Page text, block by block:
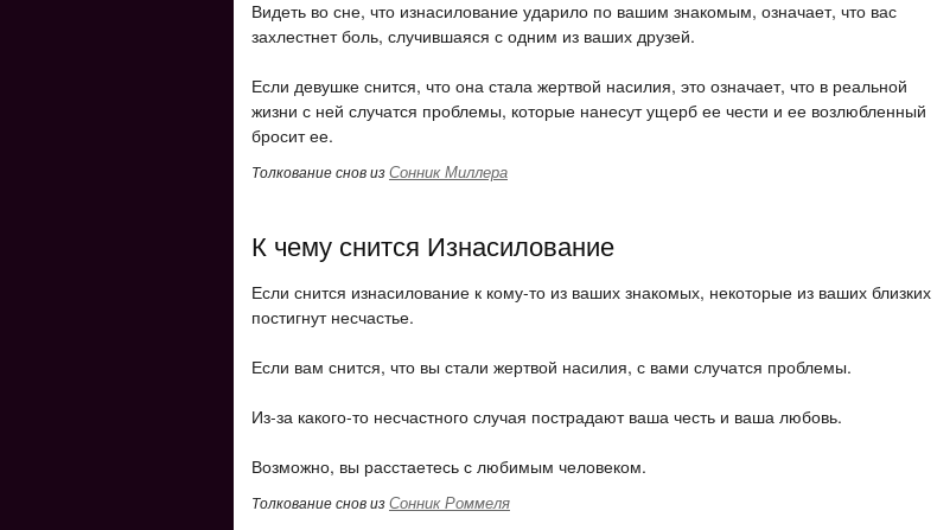
Видеть во сне, что изнасилование ударило по вашим знакомым, означает, что вас
захлестнет боль, случившаяся с одним из ваших друзей.
Если девушке снится, что она стала жертвой насилия, это означает, что в реальной
жизни с ней случатся проблемы, которые нанесут ущерб ее чести и ее возлюбленный
бросит ее.
Толкование снов изСонник Миллера
К чему снится Изнасилование
Если снится изнасилование к кому-то из ваших знакомых, некоторые из ваших близких
постигнут несчастье.
Если вам снится, что вы стали жертвой насилия, с вами случатся проблемы.
Из-за какого-то несчастного случая пострадают ваша честь и ваша любовь.
Возможно, вы расстаетесь с любимым человеком.
Толкование снов изСонник Роммеля